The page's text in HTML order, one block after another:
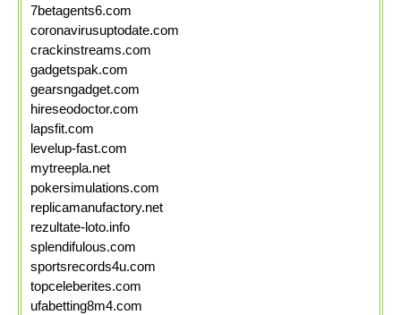
7betagents6.com
coronavirusuptodate.com
crackinstreams.com
gadgetspak.com
gearsngadget.com
hireseodoctor.com
lapsfit.com
levelup-fast.com
mytreepla.net
pokersimulations.com
replicamanufactory.net
rezultate-loto.info
splendifulous.com
sportsrecords4u.com
topceleberites.com
ufabetting8m4.com